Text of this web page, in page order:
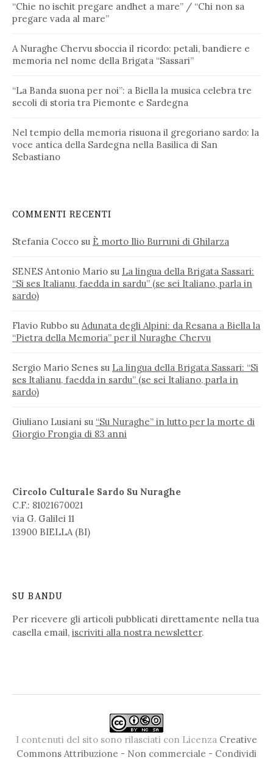
“Chie no ischit pregare andhet a mare” / “Chi non sa
pregare vada al mare”
A Nuraghe Chervu sboccia il ricordo: petali, bandiere e
memoria nel nome della Brigata “Sassari”
“La Banda suona per noi”: a Biella la musica celebra tre
secoli di storia tra Piemonte e Sardegna
Nel tempio della memoria risuona il gregoriano sardo: la
voce antica della Sardegna nella Basilica di San
Sebastiano
COMMENTI RECENTI
Stefania Cocco su È morto Ilio Burruni di Ghilarza
SENES Antonio Mario su La lingua della Brigata Sassari:
“Si ses Italianu, faedda in sardu” (se sei Italiano, parla in
sardo)
Flavio Rubbo su Adunata degli Alpini: da Resana a Biella la
“Pietra della Memoria” per il Nuraghe Chervu
Sergio Mario Senes su La lingua della Brigata Sassari: “Si
ses Italianu, faedda in sardu” (se sei Italiano, parla in
sardo)
Giuliano Lusiani su “Su Nuraghe” in lutto per la morte di
Giorgio Frongia di 83 anni
Circolo Culturale Sardo Su Nuraghe
C.F.: 81021670021
via G. Galilei 11
13900 BIELLA (BI)
SU BANDU
Per ricevere gli articoli pubblicati direttamente nella tua
casella email, iscriviti alla nostra newsletter.
I contenuti del sito sono rilasciati con Licenza Creative
Commons Attribuzione - Non commerciale - Condividi